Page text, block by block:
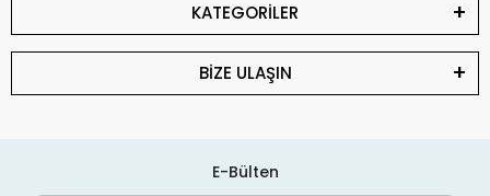
KATEGORİLER
BİZE ULAŞIN
E-Bülten